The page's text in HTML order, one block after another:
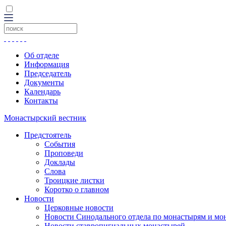
Об отделе
Информация
Председатель
Документы
Календарь
Контакты
Монастырский вестник
Предстоятель
События
Проповеди
Доклады
Слова
Троицкие листки
Коротко о главном
Новости
Церковные новости
Новости Синодального отдела по монастырям и